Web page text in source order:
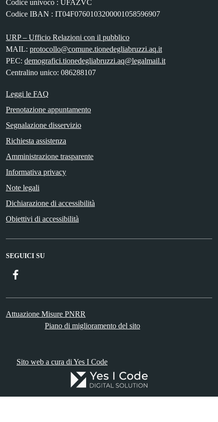
Codice univoco : UFAZVC
Codice IBAN : IT04F0760103200001058596907
URP – Ufficio Relazioni con il pubblico
MAIL: protocollo@comune.tionedegliabruzzi.aq.it
PEC: demografici.tionedegliabruzzi.aq@legalmail.it
Centralino unico: 086288107
Leggi le FAQ
Prenotazione appuntamento
Segnalazione disservizio
Richiesta assistenza
Amministrazione trasparente
Informativa privacy
Note legali
Dichiarazione di accessibilità
Obiettivi di accessibilità
SEGUICI SU
Attuazione Misure PNRR
Piano di miglioramento del sito
Sito web a cura di Yes I Code